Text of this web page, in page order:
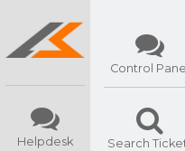
Helpdesk
Control Panel
Search